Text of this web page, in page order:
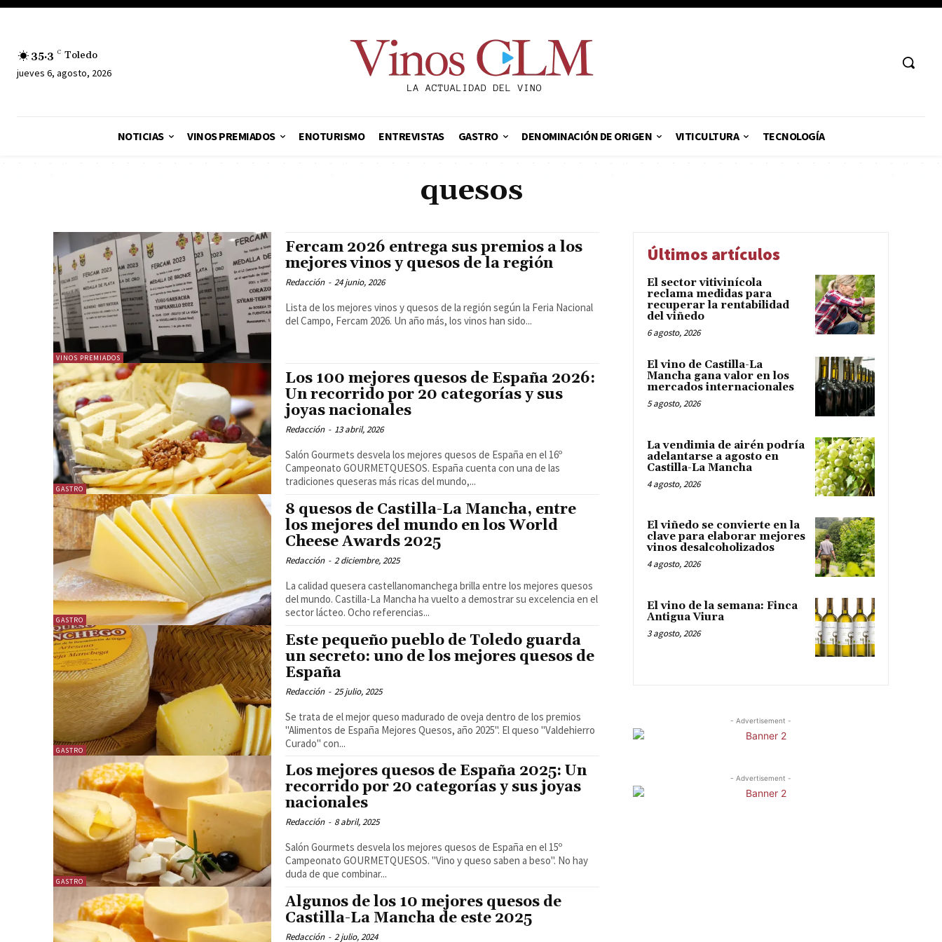
35.3 C Toledo
jueves 6, agosto, 2026
NOTICIAS VINOS PREMIADOS ENOTURISMO ENTREVISTAS GASTRO DENOMINACIÓN DE ORIGEN VITICULTURA TECNOLOGÍA
quesos
VINOS PREMIADOS
Fercam 2026 entrega sus premios a los
mejores vinos y quesos de la región
Redacción - 24 junio, 2026
Lista de los mejores vinos y quesos de la región según la Feria Nacional
del Campo, Fercam 2026. Un año más, los vinos han sido...
GASTRO
Los 100 mejores quesos de España 2026:
Un recorrido por 20 categorías y sus
joyas nacionales
Redacción - 13 abril, 2026
Salón Gourmets desvela los mejores quesos de España en el 16º
Campeonato GOURMETQUESOS. España cuenta con una de las
tradiciones queseras más ricas del mundo,...
GASTRO
8 quesos de Castilla-La Mancha, entre
los mejores del mundo en los World
Cheese Awards 2025
Redacción - 2 diciembre, 2025
La calidad quesera castellanomanchega brilla entre los mejores quesos
del mundo. Castilla-La Mancha ha vuelto a demostrar su excelencia en el
sector lácteo. Ocho referencias...
GASTRO
Este pequeño pueblo de Toledo guarda
un secreto: uno de los mejores quesos de
España
Redacción - 25 julio, 2025
Se trata de el mejor queso madurado de oveja dentro de los premios
"Alimentos de España Mejores Quesos, año 2025". El queso "Valdehierro
Curado" con...
GASTRO
Los mejores quesos de España 2025: Un
recorrido por 20 categorías y sus joyas
nacionales
Redacción - 8 abril, 2025
Salón Gourmets desvela los mejores quesos de España en el 15º
Campeonato GOURMETQUESOS. "Vino y queso saben a beso". No hay
duda de que combinar...
Algunos de los 10 mejores quesos de
Castilla-La Mancha de este 2025
Redacción - 2 julio, 2024
Últimos artículos
El sector vitivinícola
reclama medidas para
recuperar la rentabilidad
del viñedo
6 agosto, 2026
El vino de Castilla-La
Mancha gana valor en los
mercados internacionales
5 agosto, 2026
La vendimia de airén podría
adelantarse a agosto en
Castilla-La Mancha
4 agosto, 2026
El viñedo se convierte en la
clave para elaborar mejores
vinos desalcoholizados
4 agosto, 2026
El vino de la semana: Finca
Antigua Viura
3 agosto, 2026
- Advertisement -
- Advertisement -